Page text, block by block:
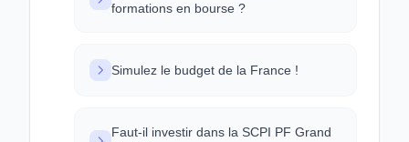
formations en bourse ?
Simulez le budget de la France !
Faut-il investir dans la SCPI PF Grand